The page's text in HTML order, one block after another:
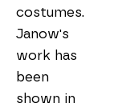
costumes.
Janow's
work has
been
shown in